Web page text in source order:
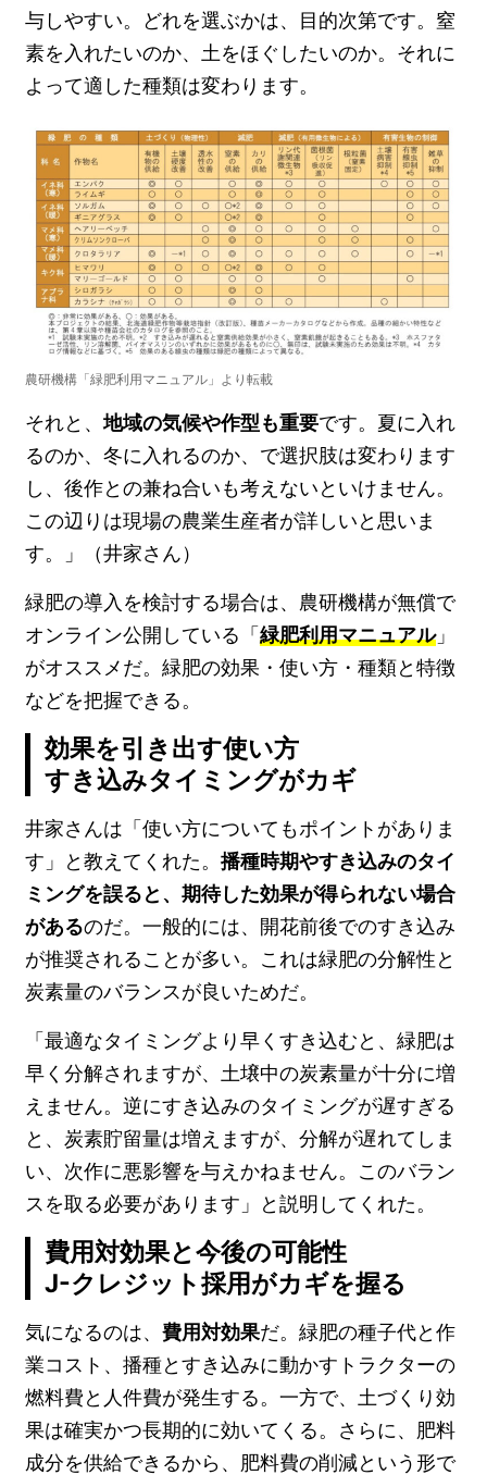
与しやすい。どれを選ぶかは、目的次第です。窒
素を入れたいのか、土をほぐしたいのか。それに
よって適した種類は変わります。
農研機構「緑肥利用マニュアル」より転載
それと、地域の気候や作型も重要です。夏に入れ
るのか、冬に入れるのか、で選択肢は変わります
し、後作との兼ね合いも考えないといけません。
この辺りは現場の農業生産者が詳しいと思いま
す。」（井家さん）
緑肥の導入を検討する場合は、農研機構が無償で
オンライン公開している「緑肥利用マニュアル」
がオススメだ。緑肥の効果・使い方・種類と特徴
などを把握できる。
効果を引き出す使い方
すき込みタイミングがカギ
井家さんは「使い方についてもポイントがありま
す」と教えてくれた。播種時期やすき込みのタイ
ミングを誤ると、期待した効果が得られない場合
があるのだ。一般的には、開花前後でのすき込み
が推奨されることが多い。これは緑肥の分解性と
炭素量のバランスが良いためだ。
「最適なタイミングより早くすき込むと、緑肥は
早く分解されますが、土壌中の炭素量が十分に増
えません。逆にすき込みのタイミングが遅すぎる
と、炭素貯留量は増えますが、分解が遅れてしま
い、次作に悪影響を与えかねません。このバラン
スを取る必要があります」と説明してくれた。
費用対効果と今後の可能性
J-クレジット採用がカギを握る
気になるのは、費用対効果だ。緑肥の種子代と作
業コスト、播種とすき込みに動かすトラクターの
燃料費と人件費が発生する。一方で、土づくり効
果は確実かつ長期的に効いてくる。さらに、肥料
成分を供給できるから、肥料費の削減という形で